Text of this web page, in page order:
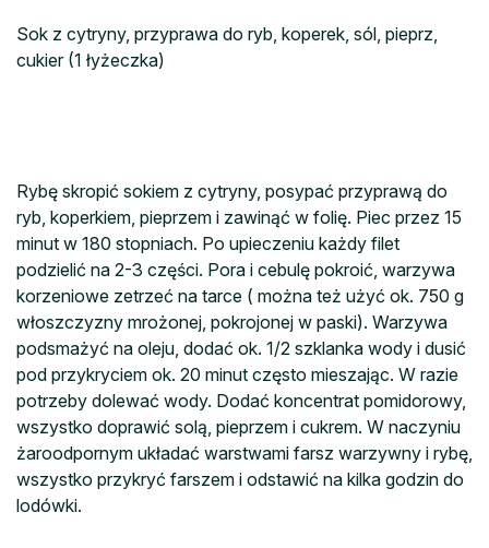
Sok z cytryny, przyprawa do ryb, koperek, sól, pieprz,
cukier (1 łyżeczka)
Rybę skropić sokiem z cytryny, posypać przyprawą do
ryb, koperkiem, pieprzem i zawinąć w folię. Piec przez 15
minut w 180 stopniach. Po upieczeniu każdy filet
podzielić na 2-3 części. Pora i cebulę pokroić, warzywa
korzeniowe zetrzeć na tarce ( można też użyć ok. 750 g
włoszczyzny mrożonej, pokrojonej w paski). Warzywa
podsmażyć na oleju, dodać ok. 1/2 szklanka wody i dusić
pod przykryciem ok. 20 minut często mieszając. W razie
potrzeby dolewać wody. Dodać koncentrat pomidorowy,
wszystko doprawić solą, pieprzem i cukrem. W naczyniu
żaroodpornym układać warstwami farsz warzywny i rybę,
wszystko przykryć farszem i odstawić na kilka godzin do
lodówki.